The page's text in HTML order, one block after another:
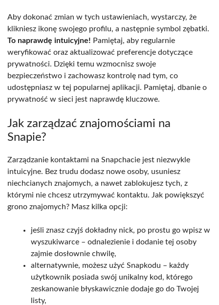
Aby dokonać zmian w tych ustawieniach, wystarczy, że
klikniesz ikonę swojego profilu, a następnie symbol zębatki.
To naprawdę intuicyjne! Pamiętaj, aby regularnie
weryfikować oraz aktualizować preferencje dotyczące
prywatności. Dzięki temu wzmocnisz swoje
bezpieczeństwo i zachowasz kontrolę nad tym, co
udostępniasz w tej popularnej aplikacji. Pamiętaj, dbanie o
prywatność w sieci jest naprawdę kluczowe.
Jak zarządzać znajomościami na
Snapie?
Zarządzanie kontaktami na Snapchacie jest niezwykle
intuicyjne. Bez trudu dodasz nowe osoby, usuniesz
niechcianych znajomych, a nawet zablokujesz tych, z
którymi nie chcesz utrzymywać kontaktu. Jak powiększyć
grono znajomych? Masz kilka opcji:
jeśli znasz czyjś dokładny nick, po prostu go wpisz w
wyszukiwarce – odnalezienie i dodanie tej osoby
zajmie dosłownie chwilę,
alternatywnie, możesz użyć Snapkodu – każdy
użytkownik posiada swój unikalny kod, którego
zeskanowanie błyskawicznie dodaje go do Twojej
listy,